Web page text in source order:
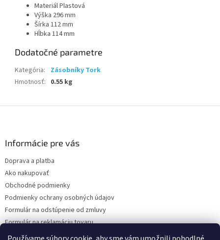
Materiál Plastová
Výška 296 mm
Šírka 112 mm
Hĺbka 114 mm
Dodatočné parametre
Kategória:
Zásobníky Tork
Hmotnosť: 0.55 kg
Informácie pre vás
Doprava a platba
Ako nakupovať
Obchodné podmienky
Podmienky ochrany osobných údajov
Formulár na odstúpenie od zmluvy
Formulár na reklamáciu tovaru
Kontakty